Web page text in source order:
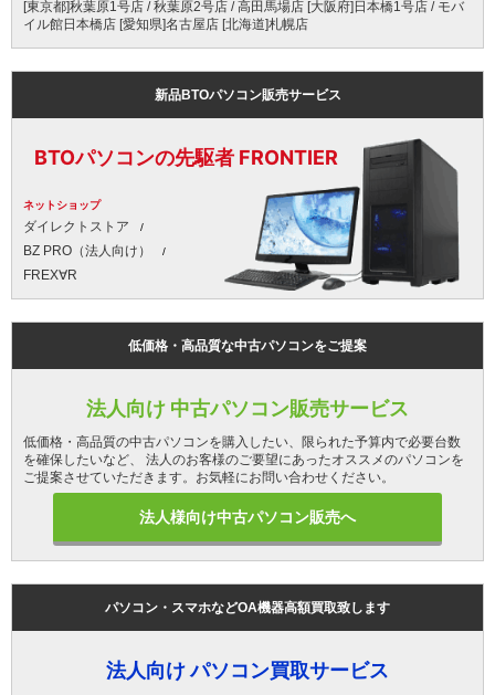
[東京都]秋葉原1号店 / 秋葉原2号店 / 高田馬場店 [大阪府]日本橋1号店 / モバ
イル館日本橋店 [愛知県]名古屋店 [北海道]札幌店
新品BTOパソコン販売サービス
BTOパソコンの先駆者 FRONTIER
ネットショップ
ダイレクトストア
BZ PRO（法人向け）
FREX∀R
低価格・高品質な中古パソコンをご提案
法人向け 中古パソコン販売サービス
低価格・高品質の中古パソコンを購入したい、限られた予算内で必要台数
を確保したいなど、 法人のお客様のご要望にあったオススメのパソコンを
ご提案させていただきます。お気軽にお問い合わせください。
法人様向け中古パソコン販売へ
パソコン・スマホなどOA機器高額買取致します
法人向け パソコン買取サービス